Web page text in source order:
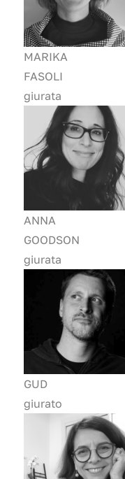
MARIKA
FASOLI
giurata
ANNA
GOODSON
giurata
GUD
giurato